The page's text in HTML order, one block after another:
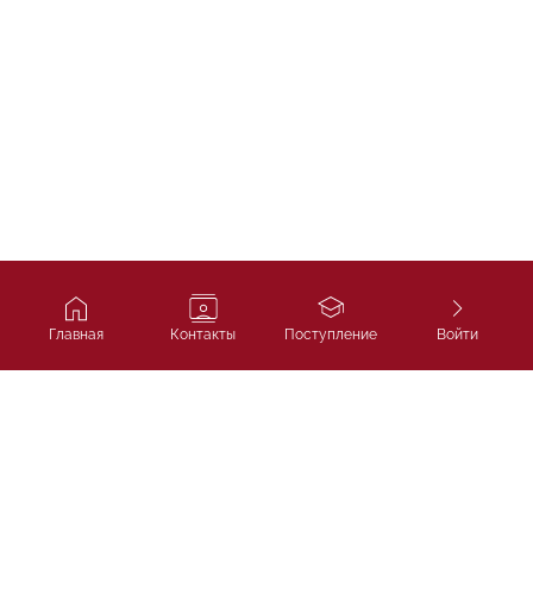
Главная Контакты Поступление Войти